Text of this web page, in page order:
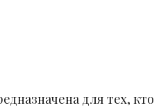
для тех, кто